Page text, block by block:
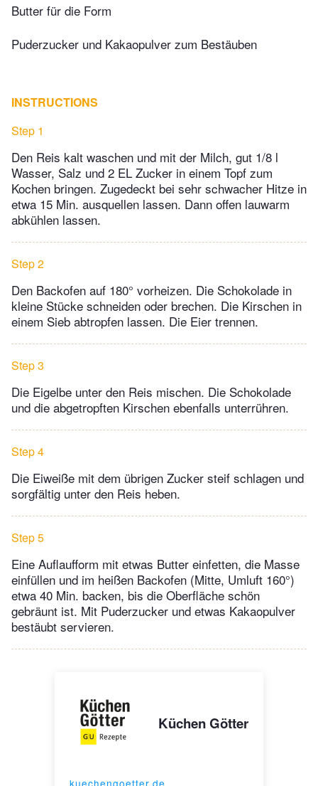
Butter für die Form
Puderzucker und Kakaopulver zum Bestäuben
INSTRUCTIONS
Step 1
Den Reis kalt waschen und mit der Milch, gut 1/8 l
Wasser, Salz und 2 EL Zucker in einem Topf zum
Kochen bringen. Zugedeckt bei sehr schwacher Hitze in
etwa 15 Min. ausquellen lassen. Dann offen lauwarm
abkühlen lassen.
Step 2
Den Backofen auf 180° vorheizen. Die Schokolade in
kleine Stücke schneiden oder brechen. Die Kirschen in
einem Sieb abtropfen lassen. Die Eier trennen.
Step 3
Die Eigelbe unter den Reis mischen. Die Schokolade
und die abgetropften Kirschen ebenfalls unterrühren.
Step 4
Die Eiweiße mit dem übrigen Zucker steif schlagen und
sorgfältig unter den Reis heben.
Step 5
Eine Auflaufform mit etwas Butter einfetten, die Masse
einfüllen und im heißen Backofen (Mitte, Umluft 160°)
etwa 40 Min. backen, bis die Oberfläche schön
gebräunt ist. Mit Puderzucker und etwas Kakaopulver
bestäubt servieren.
Küchen Götter